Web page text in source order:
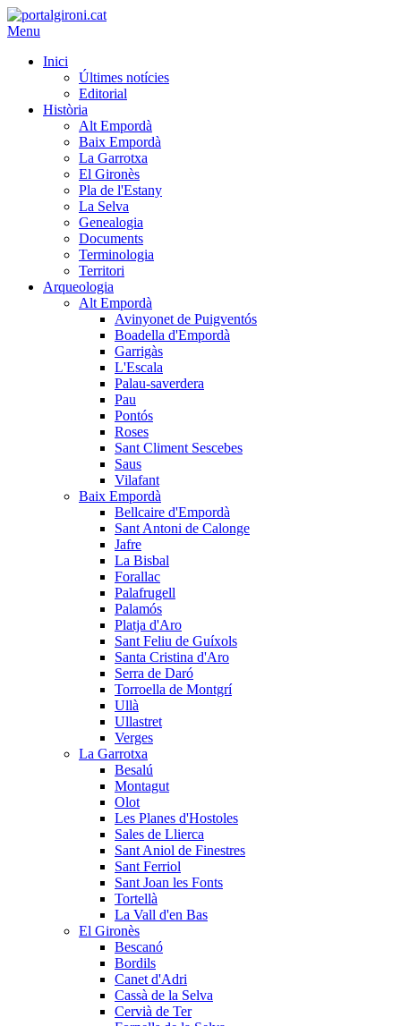
Menu
Inici
Últimes notícies
Editorial
Història
Alt Empordà
Baix Empordà
La Garrotxa
El Gironès
Pla de l'Estany
La Selva
Genealogia
Documents
Terminologia
Territori
Arqueologia
Alt Empordà
Avinyonet de Puigventós
Boadella d'Empordà
Garrigàs
L'Escala
Palau-saverdera
Pau
Pontós
Roses
Sant Climent Sescebes
Saus
Vilafant
Baix Empordà
Bellcaire d'Empordà
Sant Antoni de Calonge
Jafre
La Bisbal
Forallac
Palafrugell
Palamós
Platja d'Aro
Sant Feliu de Guíxols
Santa Cristina d'Aro
Serra de Daró
Torroella de Montgrí
Ullà
Ullastret
Verges
La Garrotxa
Besalú
Montagut
Olot
Les Planes d'Hostoles
Sales de Llierca
Sant Aniol de Finestres
Sant Ferriol
Sant Joan les Fonts
Tortellà
La Vall d'en Bas
El Gironès
Bescanó
Bordils
Canet d'Adri
Cassà de la Selva
Cervià de Ter